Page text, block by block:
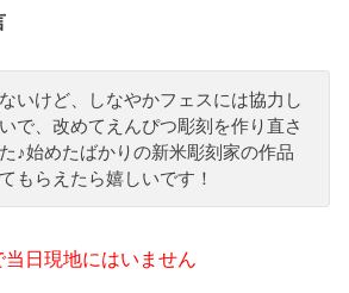
いけど、しなやかフェスには協力し
で、改めてえんぴつ彫刻を作り直さ
♪始めたばかりの新米彫刻家の作品
もらえたら嬉しいです！
日現地にはいません